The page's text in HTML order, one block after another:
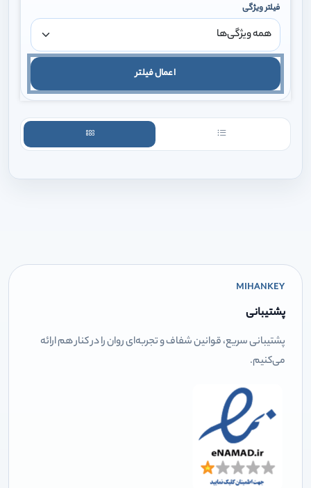
فیلتر ویژگی
اعمال فیلتر
MIHANKEY
پشتیبانی
پشتیبانی سریع، قوانین شفاف و تجربه‌ای روان را در کنار هم ارائه
می‌کنیم.